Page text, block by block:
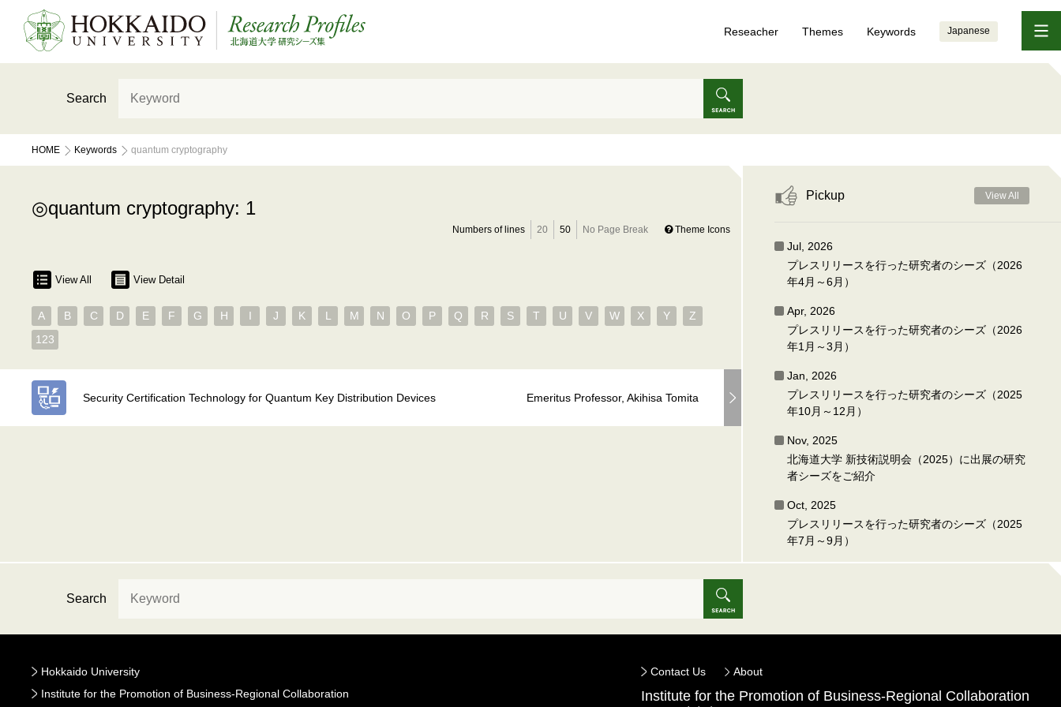
Reseacher Themes Keywords Japanese
Search
HOME Keywords quantum cryptography
quantum cryptography: 1
Numbers of lines 20 50 No Page Break Theme Icons
View All View Detail
A B C D E F G H I J K L M N O P Q R S T U V W X Y
Z
123
Security Certification Technology for Quantum Key Distribution Devices Emeritus Professor, Akihisa Tomita
Pickup View All
Jul, 2026
プレスリリースを行った研究者のシーズ（2026
年4月～6月）
Apr, 2026
プレスリリースを行った研究者のシーズ（2026
年1月～3月）
Jan, 2026
プレスリリースを行った研究者のシーズ（2025
年10月～12月）
Nov, 2025
北海道大学 新技術説明会（2025）に出展の研究
者シーズをご紹介
Oct, 2025
プレスリリースを行った研究者のシーズ（2025
年7月～9月）
Search
Hokkaido University
Institute for the Promotion of Business-Regional Collaboration
Contact Us About
Institute for the Promotion of Business-Regional Collaboration